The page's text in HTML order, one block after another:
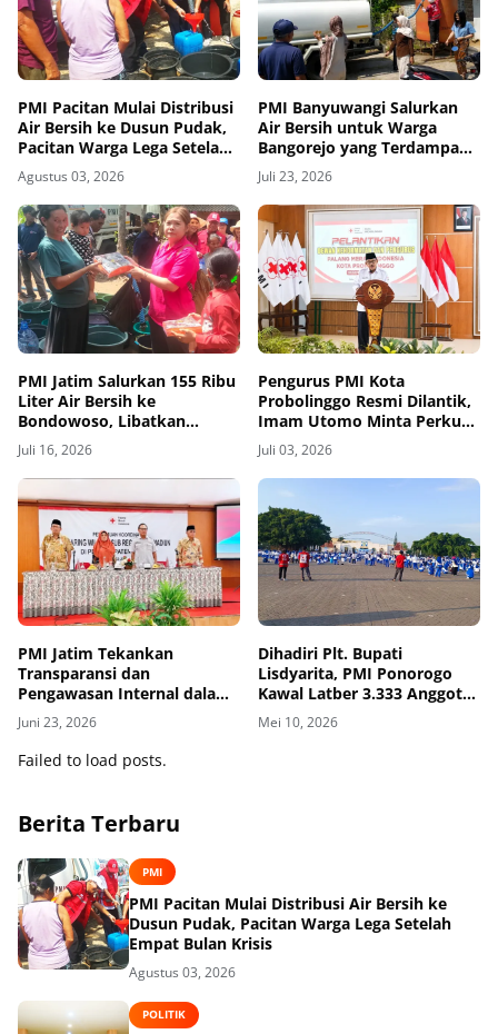
PMI Pacitan Mulai Distribusi
Air Bersih ke Dusun Pudak,
Pacitan Warga Lega Setelah
Empat Bulan Krisis
Agustus 03, 2026
PMI Banyuwangi Salurkan
Air Bersih untuk Warga
Bangorejo yang Terdampak
Kekeringan
Juli 23, 2026
PMI Jatim Salurkan 155 Ribu
Liter Air Bersih ke
Bondowoso, Libatkan
Komunitas Lintas Agama
Juli 16, 2026
Pengurus PMI Kota
Probolinggo Resmi Dilantik,
Imam Utomo Minta Perkuat
Layanan Kemanusiaan
Juli 03, 2026
PMI Jatim Tekankan
Transparansi dan
Pengawasan Internal dalam
Pengelolaan UDD
Juni 23, 2026
Dihadiri Plt. Bupati
Lisdyarita, PMI Ponorogo
Kawal Latber 3.333 Anggota
Ling Tien Kung di Aloon-
aloon
Mei 10, 2026
Failed to load posts.
Berita Terbaru
PMI
PMI Pacitan Mulai Distribusi Air Bersih ke
Dusun Pudak, Pacitan Warga Lega Setelah
Empat Bulan Krisis
Agustus 03, 2026
POLITIK